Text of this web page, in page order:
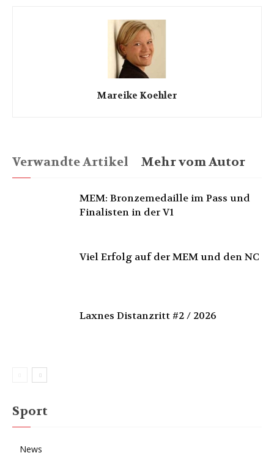
Mareike Koehler
Verwandte Artikel Mehr vom Autor
MEM: Bronzemedaille im Pass und
Finalisten in der V1
Viel Erfolg auf der MEM und den NC
Laxnes Distanzritt #2 / 2026
Sport
News